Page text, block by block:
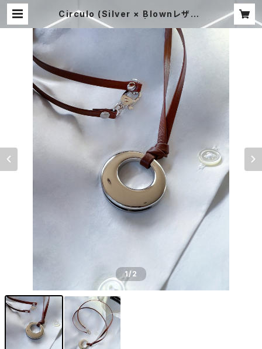
Circulo (Silver × Blownレザー)
【RIEのハンドメイド】 | STUDIO CH
1/2